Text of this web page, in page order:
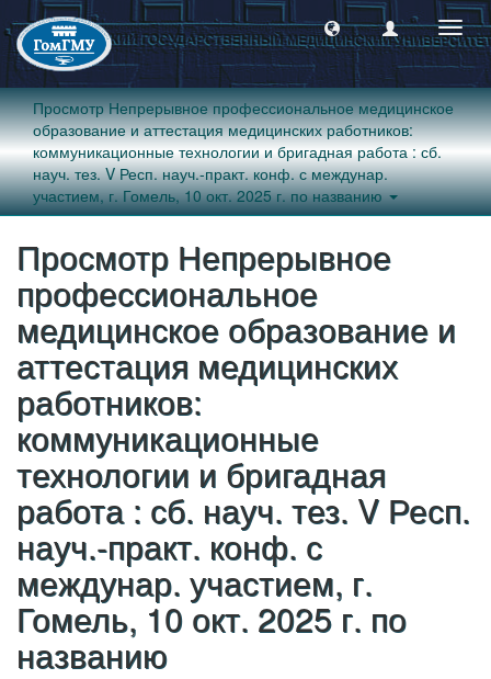
Просмотр Непрерывное профессиональное медицинское
образование и аттестация медицинских работников:
коммуникационные технологии и бригадная работа : сб.
науч. тез. V Респ. науч.-практ. конф. с междунар.
участием, г. Гомель, 10 окт. 2025 г. по названию
Просмотр Непрерывное
профессиональное
медицинское образование и
аттестация медицинских
работников:
коммуникационные
технологии и бригадная
работа : сб. науч. тез. V Респ.
науч.-практ. конф. с
междунар. участием, г.
Гомель, 10 окт. 2025 г. по
названию